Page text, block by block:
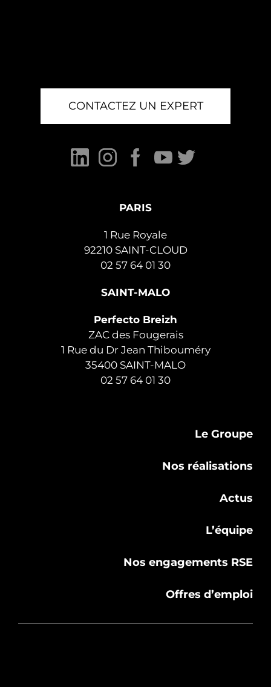
CONTACTEZ UN EXPERT
PARIS
1 Rue Royale
92210 SAINT-CLOUD
02 57 64 01 30
SAINT-MALO
Perfecto Breizh
ZAC des Fougerais
1 Rue du Dr Jean Thibouméry
35400 SAINT-MALO
02 57 64 01 30
Le Groupe
Nos réalisations
Actus
L’équipe
Nos engagements RSE
Offres d’emploi